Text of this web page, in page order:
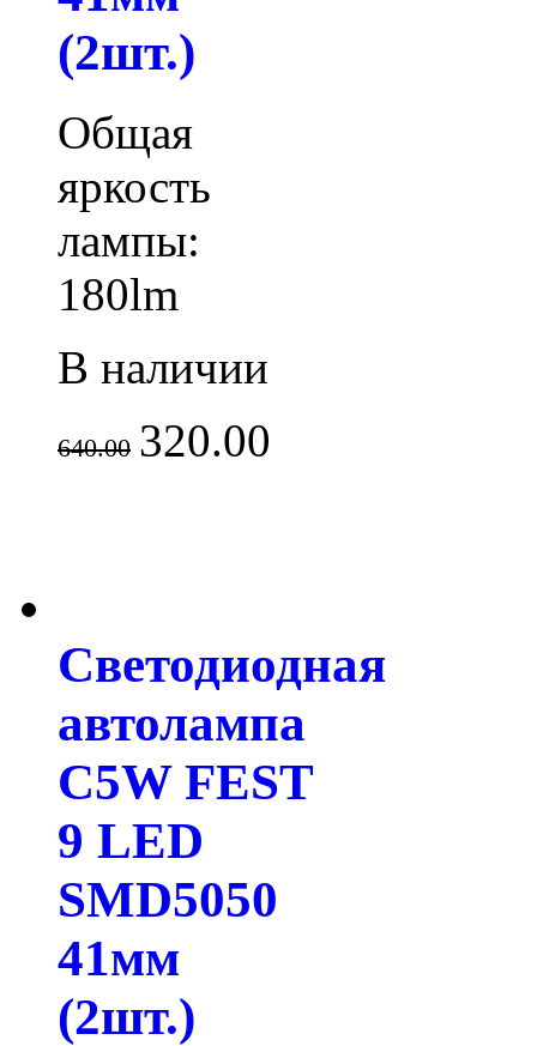
(2шт.)
Общая
яркость
лампы:
180lm
В наличии
640.00 320.00
Светодиодная
автолампа
C5W FEST
9 LED
SMD5050
41мм
(2шт.)